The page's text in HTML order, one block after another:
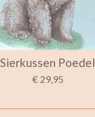
Sierkussen Poedel
€ 29,95